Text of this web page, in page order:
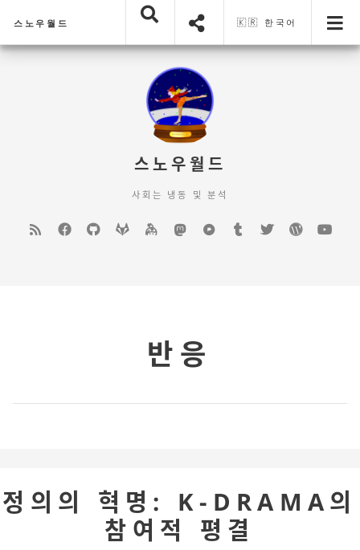
스노우월드 🇰🇷 한국어
스노우월드
사회는 냉동 및 분석
Feed Facebook
GitHubGitLab keybasemastodonPixelfedTumblrTwitter
반응
정의의 혁명: K-DRAMA의
참여적 평결